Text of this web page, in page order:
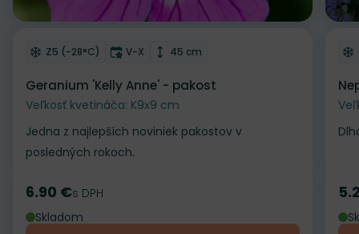
Odober do zoznamu želaní
Mrazuvzdornosť
Z5 (-28°C) Doba kvitnutia
V-X Výška rastliny
45 cm
Geranium 'Kelly Anne' - pakost
Veľkosť kvetináča: K9x9 cm
Jedna z najlepších noviniek pakostov v
posledných rokoch.
Cena
6.90 €s DPH
Skladom